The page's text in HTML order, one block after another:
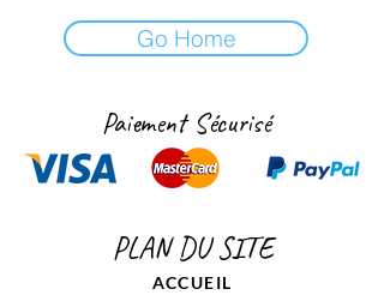
Go Home
Paiement Sécurisé
PLAN DU SITE
ACCUEIL